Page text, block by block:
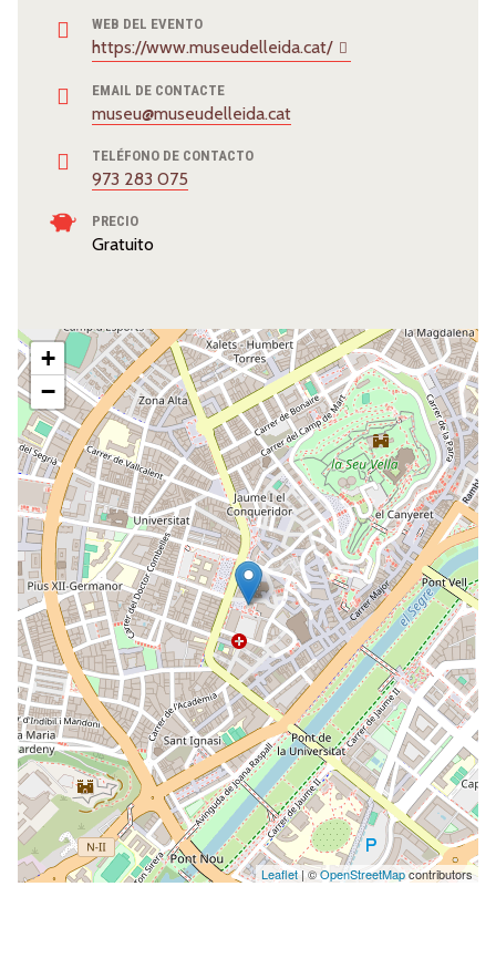
WEB DEL EVENTO
https://www.museudelleida.cat/
EMAIL DE CONTACTE
museu@museudelleida.cat
TELÉFONO DE CONTACTO
973 283 075
PRECIO
Gratuito
+
−
Leaflet| ©OpenStreetMapcontributors